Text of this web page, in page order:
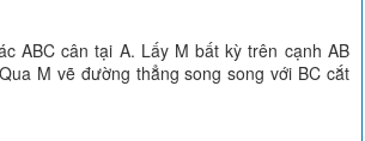
ABC cân tại A. Lấy M bất kỳ trên cạnh AB
M vẽ đường thẳng song song với BC cắt